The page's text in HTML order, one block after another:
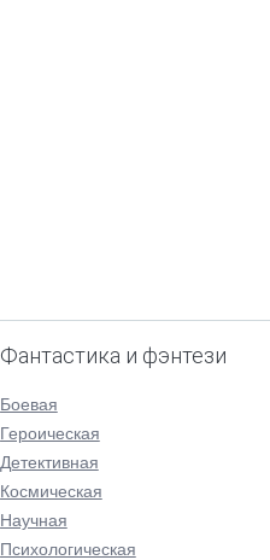
Фантастика и фэнтези
Боевая
Героическая
Детективная
Космическая
Научная
Психологическая